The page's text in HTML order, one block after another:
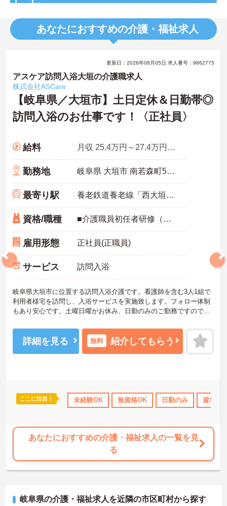
あなたにおすすめの介護・福祉求人
無資格OK 社会保険完備 交通費支給
更新日：2026年08月05日 求人番号：9862775
アスケア訪問入浴大垣の介護職求人
株式会社ASCare
【岐阜県／大垣市】土日定休＆日勤帯◎
訪問入浴のお仕事です！〈正社員〉
給料 月収 25.4万円～27.4万円程度
勤務地 岐阜県 大垣市 南若森町574-1 南若森事務所･1F
最寄り駅 養老鉄道養老線「西大垣駅」徒歩11分
資格/職種 ■介護職員初任者研修（ヘルパー2級）以上、介護福祉士 いずれか ■経験不問 ■普通自動車運転免許（AT限定可能）必須
雇用形態 正社員(正職員)
サービス 訪問入浴
岐阜県大垣市に位置する訪問入浴介護です。看護師を含む3人1組で
利用者様宅を訪問し、入浴サービスを実施致します。フォロー体制
もあり安心です。土曜日曜がお休み、日勤のみのご勤務ですので、
ご興味をお持ちの方には詳細の情報や面接のポイントをお伝えしま
すのでお気軽にお問い合わせくださいませ。
詳細を見る 無料 紹介してもらう
ここに注目！ 未経験OK 無資格OK 日勤のみ 資格取
あなたにおすすめの介護・福祉求人の一覧を見
る
岐阜県の介護・福祉求人を近隣の市区町村から探す